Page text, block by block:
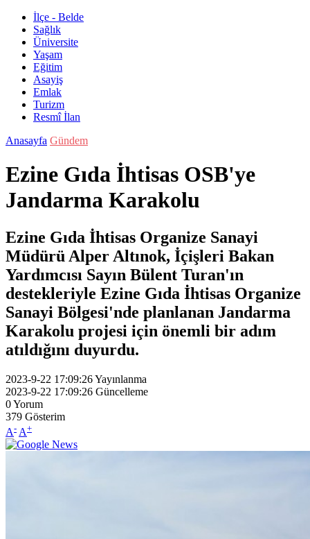
İlçe - Belde
Sağlık
Üniversite
Yaşam
Eğitim
Asayiş
Emlak
Turizm
Resmî İlan
Anasayfa Gündem
Ezine Gıda İhtisas OSB'ye
Jandarma Karakolu
Ezine Gıda İhtisas Organize Sanayi
Müdürü Alper Altınok, İçişleri Bakan
Yardımcısı Sayın Bülent Turan'ın
destekleriyle Ezine Gıda İhtisas Organize
Sanayi Bölgesi'nde planlanan Jandarma
Karakolu projesi için önemli bir adım
atıldığını duyurdu.
2023-9-22 17:09:26Yayınlanma
2023-9-22 17:09:26 Güncelleme
0Yorum
379 Gösterim
A- A+